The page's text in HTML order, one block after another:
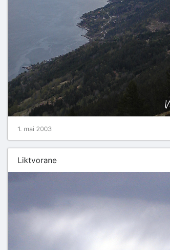
1. mai 2003
Liktvorane